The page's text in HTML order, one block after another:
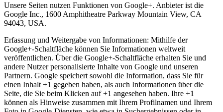
Unsere Seiten nutzen Funktionen von Google+. Anbieter ist die
Google Inc., 1600 Amphitheatre Parkway Mountain View, CA
94043, USA.
Erfassung und Weitergabe von Informationen: Mithilfe der
Google+-Schaltfläche können Sie Informationen weltweit
veröffentlichen. Über die Google+-Schaltfläche erhalten Sie und
andere Nutzer personalisierte Inhalte von Google und unseren
Partnern. Google speichert sowohl die Information, dass Sie für
einen Inhalt +1 gegeben haben, als auch Informationen über die
Seite, die Sie beim Klicken auf +1 angesehen haben. Ihre +1
können als Hinweise zusammen mit Ihrem Profilnamen und Ihrem